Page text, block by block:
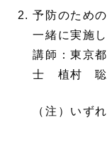
予防のため
一緒に実施し
講師：東京
士 植村 聡
（注）いず